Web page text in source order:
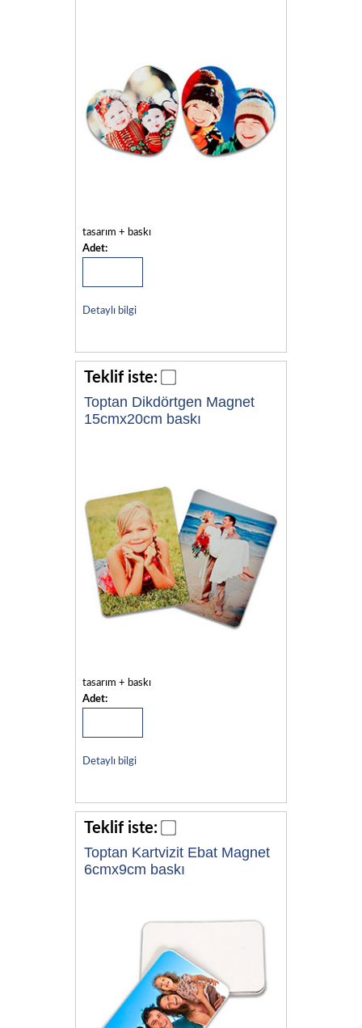
tasarım + baskı
Adet:
Detaylı bilgi
Teklif iste:
Toptan Dikdörtgen Magnet
15cmx20cm baskı
tasarım + baskı
Adet:
Detaylı bilgi
Teklif iste:
Toptan Kartvizit Ebat Magnet
6cmx9cm baskı